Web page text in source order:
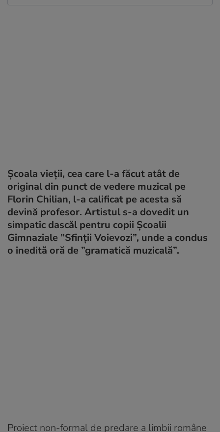
Școala vieții, cea care l-a făcut atât de
original din punct de vedere muzical pe
Florin Chilian, l-a calificat pe acesta să
devină profesor. Artistul s-a dovedit un
simpatic dascăl pentru copii Școalii
Gimnaziale ”Sfinții Voievozi”, unde a condus
o inedită oră de ”gramatică muzicală”.
Proiect non-formal de predare a limbii române